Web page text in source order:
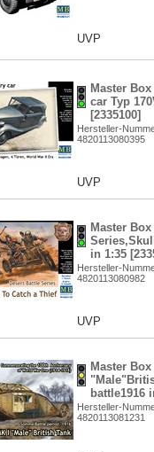
UVP
Master
car Typ
[2335100]
Hersteller-
4820113080395
UVP
Master
in 1:35
Hersteller-
4820113080982
UVP
Master
battle1916
Hersteller-
4820113081231